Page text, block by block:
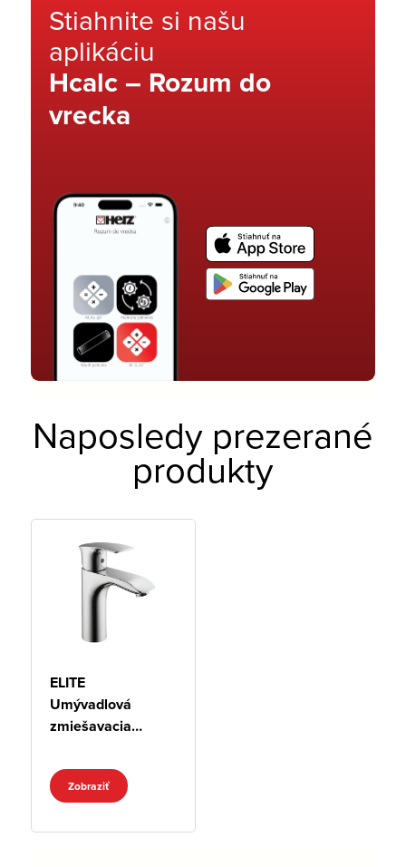
Stiahnite si našu
aplikáciu
Hcalc – Rozum do
vrecka
Naposledy prezerané
produkty
ELITE
Umývadlová
zmiešavacia
Zobraziť